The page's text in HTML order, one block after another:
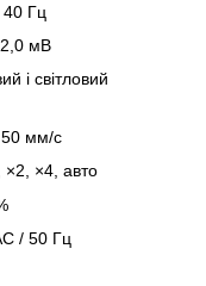
40 Гц
2,0 мВ
і світловий
50 мм/с
×4, авто
/ 50 Гц